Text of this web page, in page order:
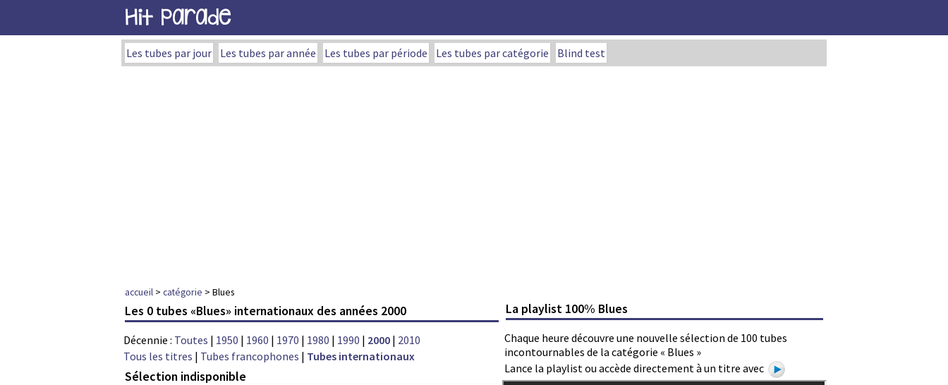
Hit Parade
Les tubes par jour Les tubes par année Les tubes par période Les tubes par catégorie Blind test
accueil > catégorie > Blues
La playlist 100% Blues
Chaque heure découvre une nouvelle sélection de 100 tubes
incontournables de la catégorie « Blues »
Lance la playlist ou accède directement à un titre avec
Les 0 tubes «Blues» internationaux des années 2000
Décennie : Toutes | 1950 | 1960 | 1970 | 1980 | 1990 | 2000 | 2010
Tous les titres | Tubes francophones | Tubes internationaux
Sélection indisponible